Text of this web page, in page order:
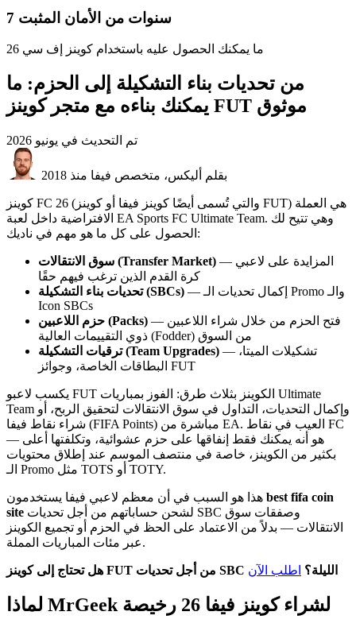
7 سنوات من الأمان المثبت
ما يمكنك الحصول عليه باستخدام كوينز إف سي 26
من تحديات بناء التشكيلة إلى الحزم: ما
يمكنك بناءه مع متجر كوينز FUT موثوق
تم التحديث في يونيو 2026
بقلم أليكس، متخصص فيفا منذ 2018
كوينز FC 26 (والتي تُسمى أيضًا كوينز فيفا أو كوينز FUT) هي العملة
الافتراضية داخل لعبة EA Sports FC Ultimate Team. وهي تتيح لك
الحصول على كل ما هو مهم في ناديك:
سوق الانتقالات (Transfer Market) — المزايدة على لاعبي
كرة القدم الذين ترغب فيهم حقًا
تحديات بناء التشكيلة (SBCs) — إكمال تحديات الـ Promo والـ
Icon SBCs
حزم اللاعبين (Packs) — فتح الحزم من خلال شراء اللاعبين
ذوي التقييمات العالية (Fodder) من السوق
ترقيات التشكيلة (Team Upgrades) — تشكيلات الميتا،
البطاقات الخاصة، وجوائز FUT
يكسب لاعبو FUT الكوينز بثلاث طرق: الفوز بمباريات Ultimate
Team وإكمال التحديات، التداول في سوق الانتقالات لتحقيق الربح، أو
شراء نقاط فيفا (FIFA Points) مباشرة من EA. العيب في نقاط FC
— هو أنه يمكنك فقط إنفاقها على حزم عشوائية، وتكلفتها أعلى
بكثير من الكوينز، خاصة في منتصف الموسم عند إطلاق محتويات
الـ Promo مثل TOTS أو TOTY.
best fifa coin
site
الانتقالات — بدلاً من الاعتماد على الحظ في الحزم أو تجميع الكوينز
عبر مئات المباريات المملة.
هل تحتاج إلى كوينز FUT من أجل تحديات SBC الليلة؟ اطلب الآن
لماذا MrGeek لشراء كوينز فيفا 26 رخيصة